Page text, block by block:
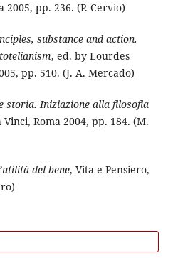
2005, pp. 236. (P. Cervio)
substance and action.
, ed. by Lourdes
pp. 510. (J. A. Mercado)
storia. Iniziazione alla filosofia
Roma 2004, pp. 184. (M.
del bene, Vita e Pensiero,